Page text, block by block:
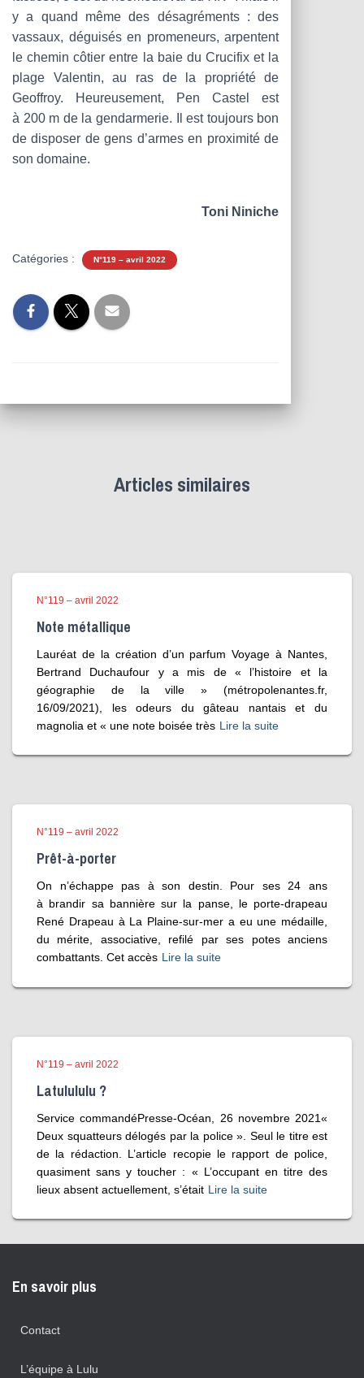
y a quand même des désagréments : des
vassaux, déguisés en promeneurs, arpentent
le chemin côtier entre la baie du Crucifix et la
plage Valentin, au ras de la propriété de
Geoffroy. Heureusement, Pen Castel est
à 200 m de la gendarmerie. Il est toujours bon
de disposer de gens d’armes en proximité de
son domaine.
Toni Niniche
Catégories : N°119 – avril 2022
Articles similaires
N°119 – avril 2022
Note métallique
Lauréat de la création d’un parfum Voyage à Nantes,
Bertrand Duchaufour y a mis de « l’histoire et la
géographie de la ville » (métropolenantes.fr,
16/09/2021), les odeurs du gâteau nantais et du
magnolia et « une note boisée très Lire la suite
N°119 – avril 2022
Prêt-à-porter
On n’échappe pas à son destin. Pour ses 24 ans
à brandir sa bannière sur la panse, le porte-drapeau
René Drapeau à La Plaine-sur-mer a eu une médaille,
du mérite, associative, refilé par ses potes anciens
combattants. Cet accès Lire la suite
N°119 – avril 2022
Latulululu ?
Service commandéPresse-Océan, 26 novembre 2021«
Deux squatteurs délogés par la police ». Seul le titre est
de la rédaction. L’article recopie le rapport de police,
quasiment sans y toucher : « L’occupant en titre des
lieux absent actuellement, s’était Lire la suite
En savoir plus
Contact
L’équipe à Lulu